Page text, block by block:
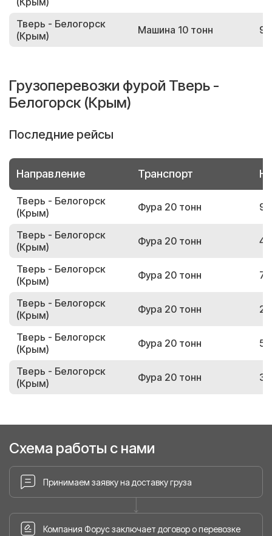
Тверь - Белогорск
(Крым)
Машина 10 тонн
Грузоперевозки фурой Тверь -
Белогорск (Крым)
Последние рейсы
Направление Транспорт
Тверь - Белогорск
(Крым)
Фура 20 тонн
Тверь - Белогорск
(Крым)
Фура 20 тонн
Тверь - Белогорск
(Крым)
Фура 20 тонн
Тверь - Белогорск
(Крым)
Фура 20 тонн
Тверь - Белогорск
(Крым)
Фура 20 тонн
Тверь - Белогорск
(Крым)
Фура 20 тонн
Схема работы с нами
Принимаем заявку на доставку груза
Компания Форус заключает договор о перевозке